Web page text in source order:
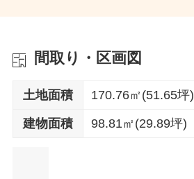
間取り・区画図
土地面積 170.76㎡(51.65坪)
建物面積 98.81㎡(29.89坪)